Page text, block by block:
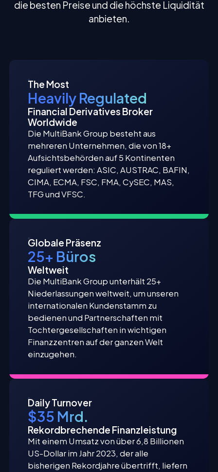
die besten Preise und die höchste Liquidität
anbieten.
The Most
Heavily Regulated
Financial Derivatives Broker
Worldwide
Die MultiBank Group besteht aus
mehreren Unternehmen, die von 18+
Aufsichtsbehörden auf 5 Kontinenten
reguliert werden: ASIC, AUSTRAC, BAFIN,
CIMA, ECMA, FSC, FMA, CySEC, MAS,
TFG und VFSC.
Globale Präsenz
25+ Büros
Weltweit
Die MultiBank Group unterhält 25+
Niederlassungen weltweit, um unseren
internationalen Kundenstamm zu
bedienen und Partnerschaften mit
Tochtergesellschaften in wichtigen
Finanzzentren auf der ganzen Welt
einzugehen.
Daily Turnover
$35 Mrd.
Rekordbrechende Finanzleistung
Mit einem Umsatz von über 6,8 Billionen
US-Dollar im Jahr 2023, der alle
bisherigen Rekordjahre übertrifft, liefern